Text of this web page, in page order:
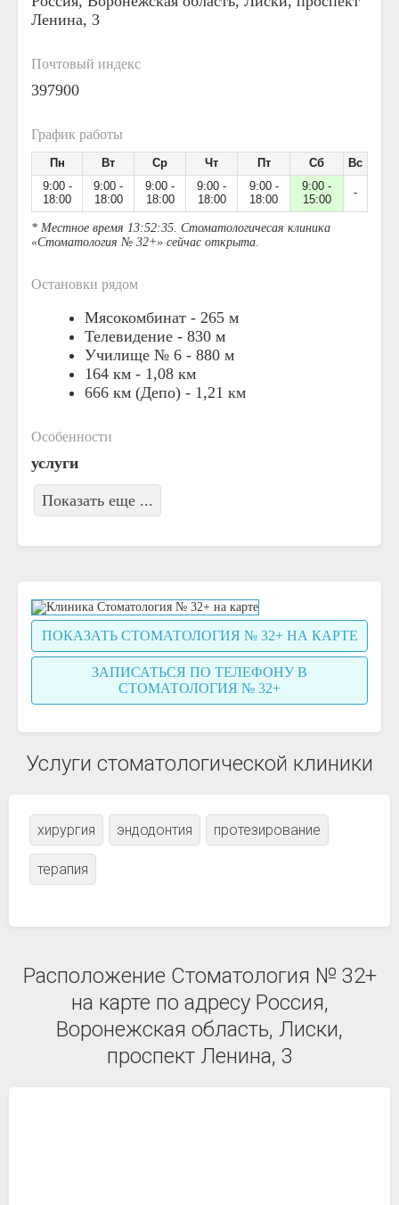
Ленина, 3
Почтовый индекс
397900
График работы
Пн Вт Ср Чт Пт Сб
Вс
9:00 -
18:00
9:00 -
18:00
9:00 -
18:00
9:00 -
18:00
9:00 -
18:00
9:00 -
15:00
-
* Местное время 13:52:35. Стоматологичесая клиника
«Стоматология № 32+» сейчас открыта.
Остановки рядом
Мясокомбинат - 265 м
Телевидение - 830 м
Училище № 6 - 880 м
164 км - 1,08 км
666 км (Депо) - 1,21 км
Особенности
услуги
Показать еще ...
ПОКАЗАТЬ СТОМАТОЛОГИЯ № 32+ НА КАРТЕ
ЗАПИСАТЬСЯ ПО ТЕЛЕФОНУ В
СТОМАТОЛОГИЯ № 32+
Услуги стоматологической клиники
хирургия эндодонтия протезирование
терапия
Расположение Стоматология № 32+
на карте по адресу Россия,
Воронежская область, Лиски,
проспект Ленина, 3